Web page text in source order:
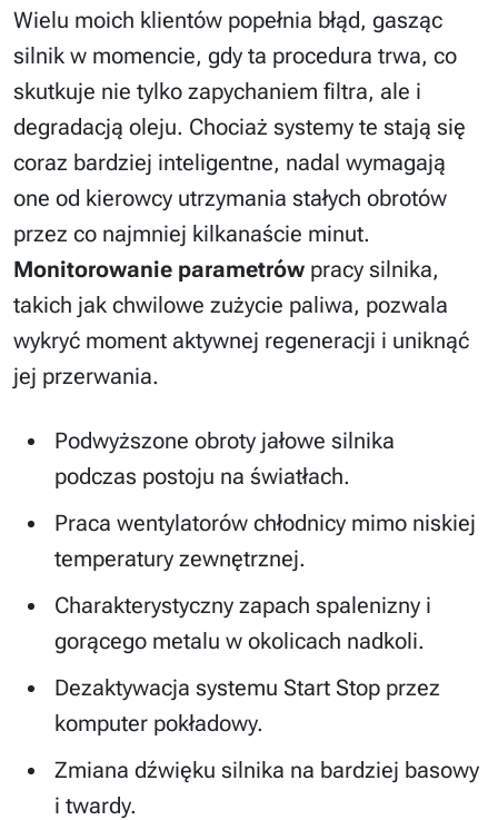
Wielu moich klientów popełnia błąd, gasząc
silnik w momencie, gdy ta procedura trwa, co
skutkuje nie tylko zapychaniem filtra, ale i
degradacją oleju. Chociaż systemy te stają się
coraz bardziej inteligentne, nadal wymagają
one od kierowcy utrzymania stałych obrotów
przez co najmniej kilkanaście minut.
Monitorowanie parametrów pracy silnika,
takich jak chwilowe zużycie paliwa, pozwala
wykryć moment aktywnej regeneracji i uniknąć
jej przerwania.
Podwyższone obroty jałowe silnika
podczas postoju na światłach.
Praca wentylatorów chłodnicy mimo niskiej
temperatury zewnętrznej.
Charakterystyczny zapach spalenizny i
gorącego metalu w okolicach nadkoli.
Dezaktywacja systemu Start Stop przez
komputer pokładowy.
Zmiana dźwięku silnika na bardziej basowy
i twardy.